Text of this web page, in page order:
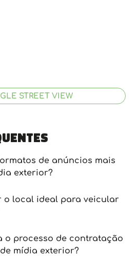
STREET VIEW
de anúncios mais
exterior?
o local ideal para veicular
o processo de contratação
mídia exterior?